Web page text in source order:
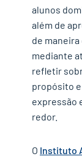
alunos
além de
de
mediante
refletir
propósito
expressão
redor.
O Instituto